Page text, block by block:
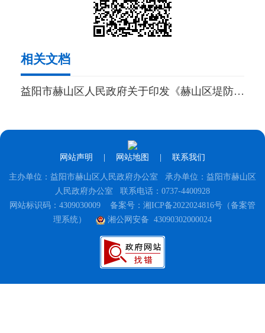
相关文档
益阳市赫山区人民政府关于印发《赫山区堤防工程管理实施细则》的通知
网站声明 网站地图 联系我们
主办单位：益阳市赫山区人民政府办公室 承办单位：益阳市赫山区
人民政府办公室 联系电话：0737-4400928
网站标识码：4309030009 备案号：湘ICP备2022024816号（备案管
理系统）
湘公网安备 43090302000024